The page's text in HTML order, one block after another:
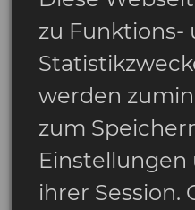
zu Funktions-
werden
zum
Einstellungen
ihrer Session.